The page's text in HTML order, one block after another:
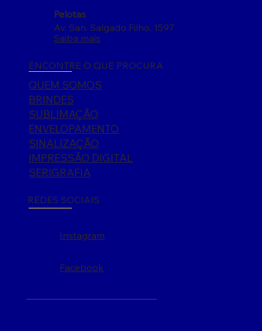
Pelotas
Av. San. Salgado Filho, 1597
Saiba mais
ENCONTRE O QUE PROCURA
QUEM SOMOS
BRINDES
SUBLIMAÇÃO
ENVELOPAMENTO
SINALIZAÇÃO
IMPRESSÃO DIGITAL
SERIGRAFIA
REDES SOCIAIS
Instagram
Facebook